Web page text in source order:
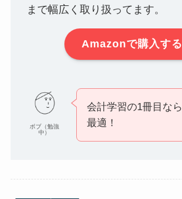
まで幅広く取り扱ってます。
Amazonで購入する
ボブ（勉強
中）
会計学習の1冊目な
最適！